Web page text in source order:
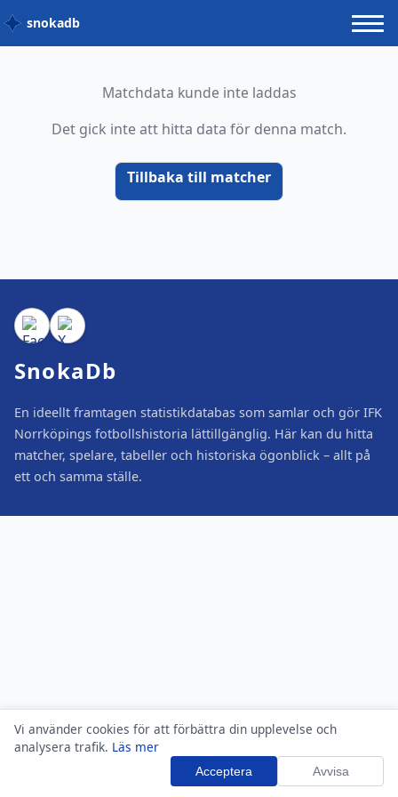
Vi använder cookies för att förbättra din upplevelse och
analysera trafik. Läs mer
Acceptera Avvisa
snokadb
Matchdata kunde inte laddas
Det gick inte att hitta data för denna match.
Tillbaka till matcher
SnokaDb
En ideellt framtagen statistikdatabas som samlar och gör IFK
Norrköpings fotbollshistoria lättillgänglig. Här kan du hitta
matcher, spelare, tabeller och historiska ögonblick – allt på
ett och samma ställe.